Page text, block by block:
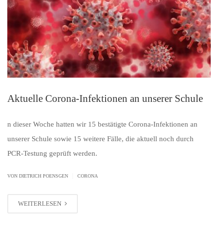
Aktuelle Corona-Infektionen an unserer Schule
n dieser Woche hatten wir 15 bestätigte Corona-Infektionen an
unserer Schule sowie 15 weitere Fälle, die aktuell noch durch
PCR-Testung geprüft werden.
VON DIETRICH POENSGEN CORONA
WEITERLESEN